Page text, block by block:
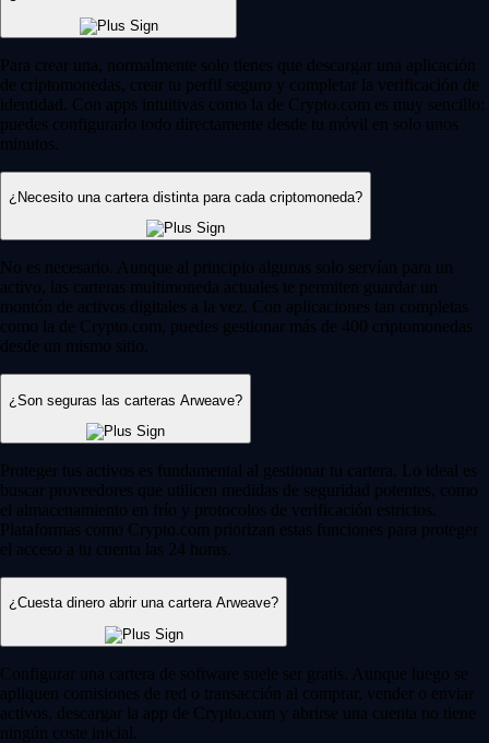
Para crear una, normalmente solo tienes que descargar una aplicación
de criptomonedas, crear tu perfil seguro y completar la verificación de
identidad. Con apps intuitivas como la de Crypto.com es muy sencillo:
puedes configurarlo todo directamente desde tu móvil en solo unos
minutos.
¿Necesito una cartera distinta para cada criptomoneda?
No es necesario. Aunque al principio algunas solo servían para un
activo, las carteras multimoneda actuales te permiten guardar un
montón de activos digitales a la vez. Con aplicaciones tan completas
como la de Crypto.com, puedes gestionar más de 400 criptomonedas
desde un mismo sitio.
¿Son seguras las carteras Arweave?
Proteger tus activos es fundamental al gestionar tu cartera. Lo ideal es
buscar proveedores que utilicen medidas de seguridad potentes, como
el almacenamiento en frío y protocolos de verificación estrictos.
Plataformas como Crypto.com priorizan estas funciones para proteger
el acceso a tu cuenta las 24 horas.
¿Cuesta dinero abrir una cartera Arweave?
Configurar una cartera de software suele ser gratis. Aunque luego se
apliquen comisiones de red o transacción al comprar, vender o enviar
activos, descargar la app de Crypto.com y abrirse una cuenta no tiene
ningún coste inicial.